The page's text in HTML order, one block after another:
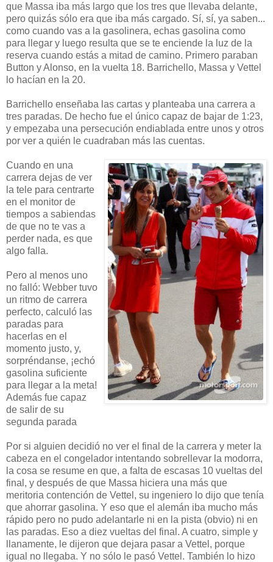
que Massa iba más largo que los tres que llevaba delante,
pero quizás sólo era que iba más cargado. Sí, sí, ya saben...
como cuando vas a la gasolinera, echas gasolina como
para llegar y luego resulta que se te enciende la luz de la
reserva cuando estás a mitad de camino. Primero paraban
Button y Alonso, en la vuelta 18. Barrichello, Massa y Vettel
lo hacían en la 20.
Barrichello enseñaba las cartas y planteaba una carrera a
tres paradas. De hecho fue el único capaz de bajar de 1:23,
y empezaba una persecución endiablada entre unos y otros
por ver a quién le cuadraban más las cuentas.
Cuando en una
carrera dejas de ver
la tele para centrarte
en el monitor de
tiempos a sabiendas
de que no te vas a
perder nada, es que
algo falla.
Pero al menos uno
no falló: Webber tuvo
un ritmo de carrera
perfecto, calculó las
paradas para
hacerlas en el
momento justo, y,
sorpréndanse, ¡echó
gasolina suficiente
para llegar a la meta!
Además fue capaz
de salir de su
segunda parada
Por si alguien decidió no ver el final de la carrera y meter la
cabeza en el congelador intentando sobrellevar la modorra,
la cosa se resume en que, a falta de escasas 10 vueltas del
final, y después de que Massa hiciera una más que
meritoria contención de Vettel, su ingeniero lo dijo que tenía
que ahorrar gasolina. Y eso que el alemán iba mucho más
rápido pero no pudo adelantarle ni en la pista (obvio) ni en
las paradas. Eso a diez vueltas del final. A cuatro, simple y
llanamente, le dijeron que dejara pasar a Vettel, porque
igual no llegaba. Y no sólo le pasó Vettel. También lo hizo